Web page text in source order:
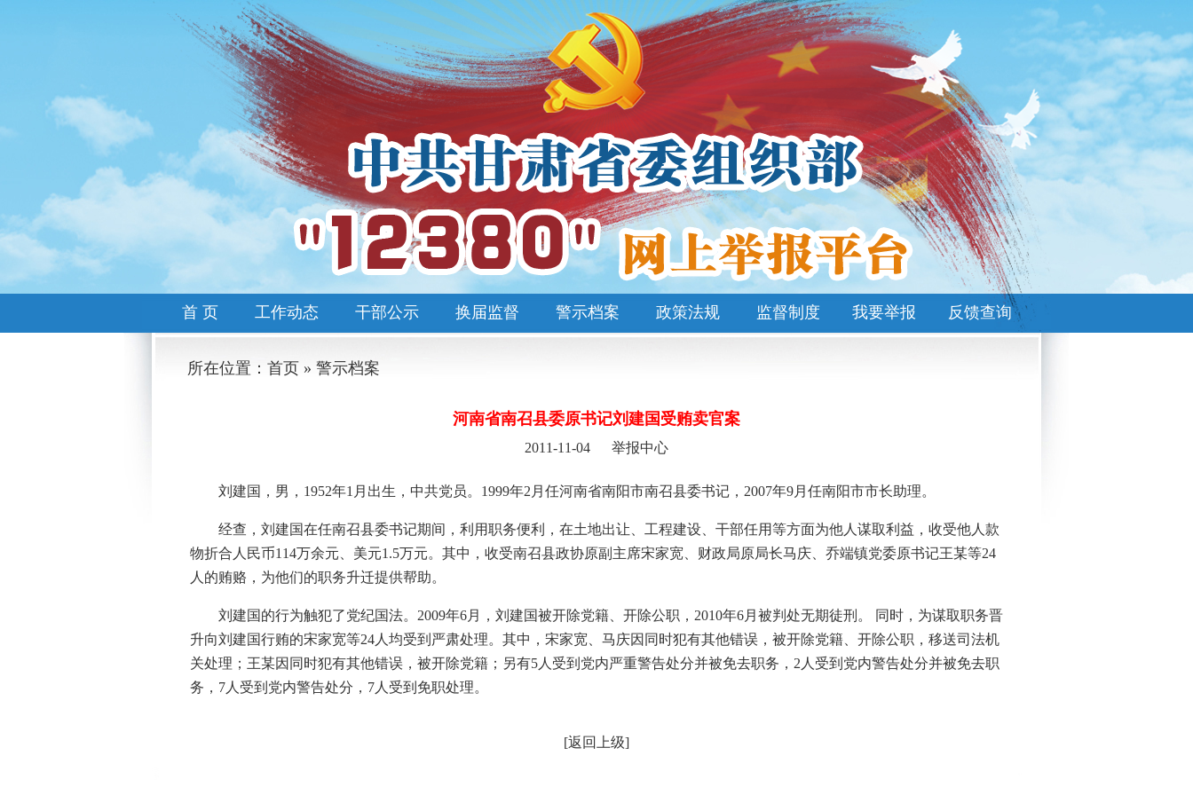
首 页 工作动态 干部公示 换届监督 警示档案 政策法规 监督制度 我要举报 反馈查询
所在位置：首页 » 警示档案
河南省南召县委原书记刘建国受贿卖官案
2011-11-04 举报中心
刘建国，男，1952年1月出生，中共党员。1999年2月任河南省南阳市南召县委书记，2007年9月任南阳市市长助理。
经查，刘建国在任南召县委书记期间，利用职务便利，在土地出让、工程建设、干部任用等方面为他人谋取利益，收受他人款
物折合人民币114万余元、美元1.5万元。其中，收受南召县政协原副主席宋家宽、财政局原局长马庆、乔端镇党委原书记王某等24
人的贿赂，为他们的职务升迁提供帮助。
刘建国的行为触犯了党纪国法。2009年6月，刘建国被开除党籍、开除公职，2010年6月被判处无期徒刑。 同时，为谋取职务晋
升向刘建国行贿的宋家宽等24人均受到严肃处理。其中，宋家宽、马庆因同时犯有其他错误，被开除党籍、开除公职，移送司法机
关处理；王某因同时犯有其他错误，被开除党籍；另有5人受到党内严重警告处分并被免去职务，2人受到党内警告处分并被免去职
务，7人受到党内警告处分，7人受到免职处理。
[返回上级]